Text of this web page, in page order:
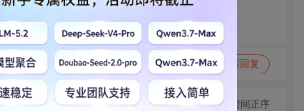
动态 举报 写回复
切换为时间正序